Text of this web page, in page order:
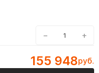
− +
155 948руб.